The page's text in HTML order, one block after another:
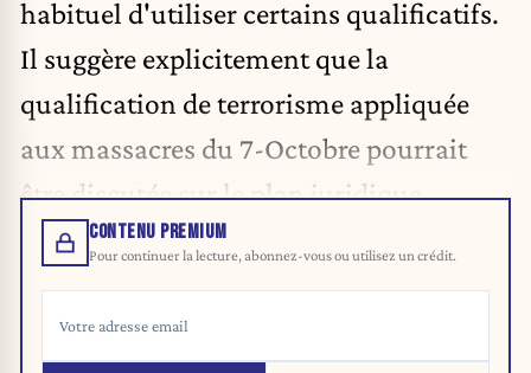
habituel d'utiliser certains qualificatifs.
Il suggère explicitement que la
qualification de terrorisme appliquée
aux massacres du 7-Octobre pourrait
être discutée sur le plan juridique.
CONTENU PREMIUM
Pour continuer la lecture, abonnez-vous ou utilisez un crédit.